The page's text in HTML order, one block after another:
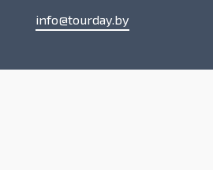
info@tourday.by